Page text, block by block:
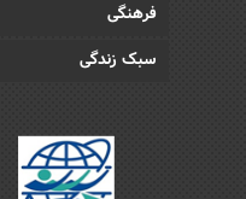
فرهنگی
سبک زندگی